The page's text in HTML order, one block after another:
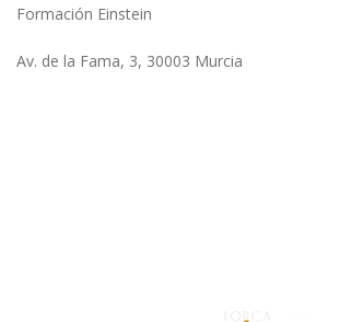
Formación Einstein
Av. de la Fama, 3, 30003 Murcia